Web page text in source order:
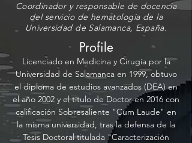
Coordinador y responsable de docencia
del servicio de hematología de la
Universidad de Salamanca, España.
Profile
Licenciado en Medicina y Cirugía por la
Universidad de Salamanca en 1999, obtuvo
el diploma de estudios avanzados (DEA) en
el año 2002 y el título de Doctor en 2016 con
calificación Sobresaliente "Cum Laude" en
la misma universidad, tras la defensa de la
Tesis Doctoral titulada "Caracterización